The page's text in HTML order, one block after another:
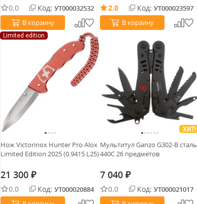
0.0 Код: УТ000032532
В корзину
2.0 Код: УТ000023597
В корзину
Limited edition
Нож Victorinox Hunter Pro Alox
Limited Edition 2025 (0.9415.L25)
21 300 ₽
0.0 Код: УТ000020884
ХИТ!
Мультитул Ganzo G302-B сталь
440C 26 предметов
7 040 ₽
0.0 Код: УТ000021017